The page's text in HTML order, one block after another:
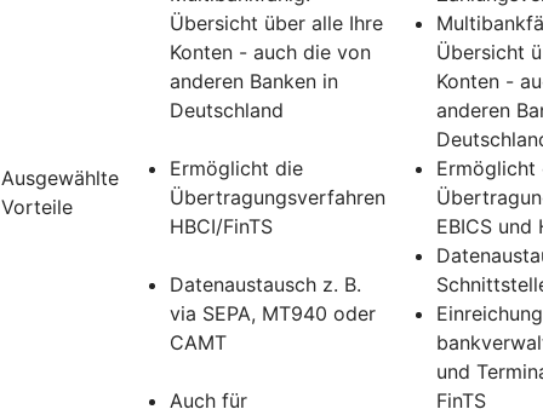
Ausgewählte
Vorteile
Übersicht über alle Ihre
Konten - auch die von
anderen Banken in
Deutschland
Ermöglicht die
Übertragungsverfahren
HBCI/FinTS
Datenaustausch z. B.
via SEPA, MT940 oder
CAMT
Auch für
Übersicht
Konten -
anderen
Ermöglicht
EBICS und
und
FinTS